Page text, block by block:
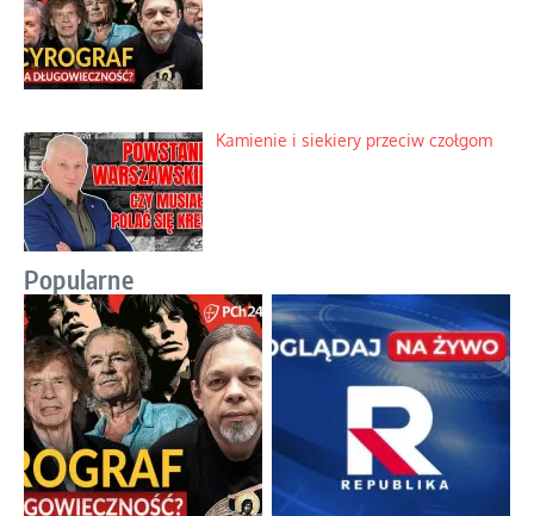
Kamienie i siekiery przeciw czołgom
Popularne